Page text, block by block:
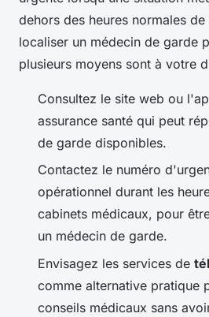
dehors des heures normales
localiser un médecin de garde
plusieurs moyens sont à votre
Consultez le site web ou
assurance santé qui peut
de garde disponibles.
Contactez le numéro
opérationnel durant les
cabinets médicaux, pour
un médecin de garde.
Envisagez les services de
comme alternative pratique
conseils médicaux sans